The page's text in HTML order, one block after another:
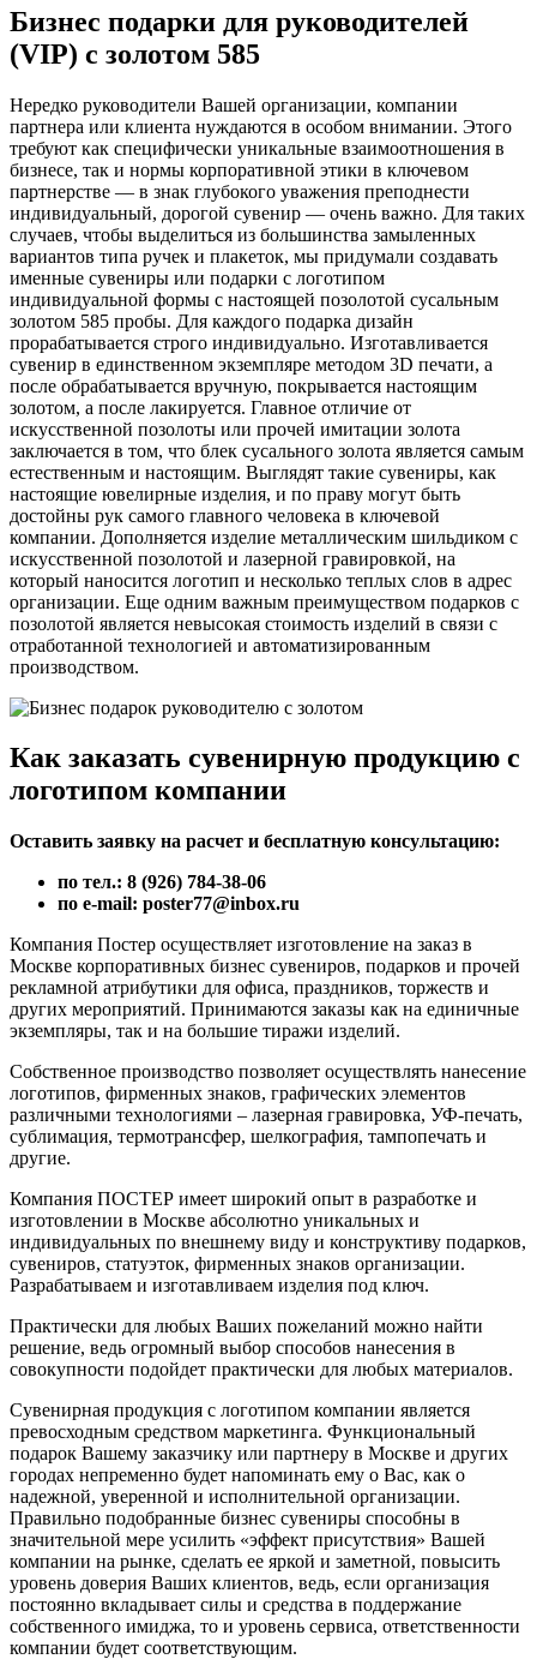
Бизнес подарки для руководителей
(VIP) с золотом 585
Нередко руководители Вашей организации, компании
партнера или клиента нуждаются в особом внимании. Этого
требуют как специфически уникальные взаимоотношения в
бизнесе, так и нормы корпоративной этики в ключевом
партнерстве — в знак глубокого уважения преподнести
индивидуальный, дорогой сувенир — очень важно. Для таких
случаев, чтобы выделиться из большинства замыленных
вариантов типа ручек и плакеток, мы придумали создавать
именные сувениры или подарки с логотипом
индивидуальной формы с настоящей позолотой сусальным
золотом 585 пробы. Для каждого подарка дизайн
прорабатывается строго индивидуально. Изготавливается
сувенир в единственном экземпляре методом 3D печати, а
после обрабатывается вручную, покрывается настоящим
золотом, а после лакируется. Главное отличие от
искусственной позолоты или прочей имитации золота
заключается в том, что блек сусального золота является самым
естественным и настоящим. Выглядят такие сувениры, как
настоящие ювелирные изделия, и по праву могут быть
достойны рук самого главного человека в ключевой
компании. Дополняется изделие металлическим шильдиком с
искусственной позолотой и лазерной гравировкой, на
который наносится логотип и несколько теплых слов в адрес
организации. Еще одним важным преимуществом подарков с
позолотой является невысокая стоимость изделий в связи с
отработанной технологией и автоматизированным
производством.
Как заказать сувенирную продукцию с
логотипом компании
Оставить заявку на расчет и бесплатную консультацию:
по тел.: 8 (926) 784-38-06
по e-mail: poster77@inbox.ru
Компания Постер осуществляет изготовление на заказ в
Москве корпоративных бизнес сувениров, подарков и прочей
рекламной атрибутики для офиса, праздников, торжеств и
других мероприятий. Принимаются заказы как на единичные
экземпляры, так и на большие тиражи изделий.
Собственное производство позволяет осуществлять нанесение
логотипов, фирменных знаков, графических элементов
различными технологиями – лазерная гравировка, УФ-печать,
сублимация, термотрансфер, шелкография, тампопечать и
другие.
Компания ПОСТЕР имеет широкий опыт в разработке и
изготовлении в Москве абсолютно уникальных и
индивидуальных по внешнему виду и конструктиву подарков,
сувениров, статуэток, фирменных знаков организации.
Разрабатываем и изготавливаем изделия под ключ.
Практически для любых Ваших пожеланий можно найти
решение, ведь огромный выбор способов нанесения в
совокупности подойдет практически для любых материалов.
Сувенирная продукция с логотипом компании является
превосходным средством маркетинга. Функциональный
подарок Вашему заказчику или партнеру в Москве и других
городах непременно будет напоминать ему о Вас, как о
надежной, уверенной и исполнительной организации.
Правильно подобранные бизнес сувениры способны в
значительной мере усилить «эффект присутствия» Вашей
компании на рынке, сделать ее яркой и заметной, повысить
уровень доверия Ваших клиентов, ведь, если организация
постоянно вкладывает силы и средства в поддержание
собственного имиджа, то и уровень сервиса, ответственности
компании будет соответствующим.